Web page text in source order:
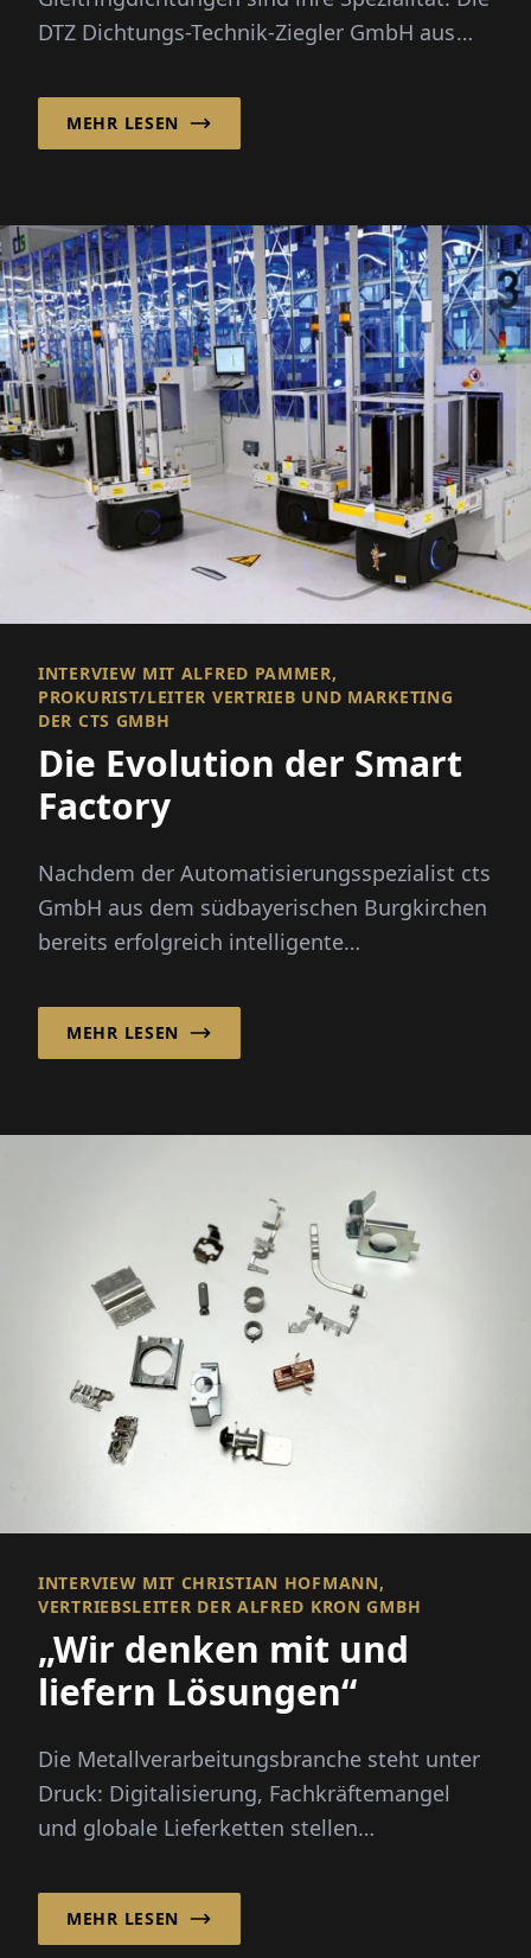
DTZ Dichtungs-Technik-Ziegler GmbH aus
jahrzehntelange E...
MEHR LESEN
INTERVIEW MIT ALFRED PAMMER,
PROKURIST/LEITER VERTRIEB UND MARKETING
DER CTS GMBH
Die Evolution der Smart
Factory
Nachdem der Automatisierungsspezialist cts
GmbH aus dem südbayerischen Burgkirchen
bereits erfolgreich intelligente
MEHR LESEN
INTERVIEW MIT CHRISTIAN HOFMANN,
VERTRIEBSLEITER DER ALFRED KRON GMBH
„Wir denken mit und
liefern Lösungen“
Die Metallverarbeitungsbranche steht unter
Druck: Digitalisierung, Fachkräftemangel
und globale Lieferketten stellen
MEHR LESEN